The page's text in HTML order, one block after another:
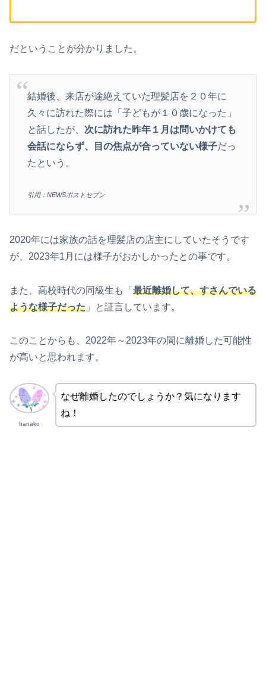
だということが分かりました。
結婚後、来店が途絶えていた理髪店を２０年に
久々に訪れた際には「子どもが１０歳になった」
と話したが、 次に訪れた昨年１月は問いかけても
会話にならず、目の焦点が合っていない様子だっ
たという。
引用：NEWSポストセブン
2020年には家族の話を理髪店の店主にしていたそうです
が、2023年1月には様子がおかしかったとの事です。
また、高校時代の同級生も「 最近離婚して、すさんでいる
ような様子だった 」と証言しています。
このことからも、2022年～2023年の間に離婚した可能性
が高いと思われます。
hanako
なぜ離婚したのでしょうか？気になります
ね！